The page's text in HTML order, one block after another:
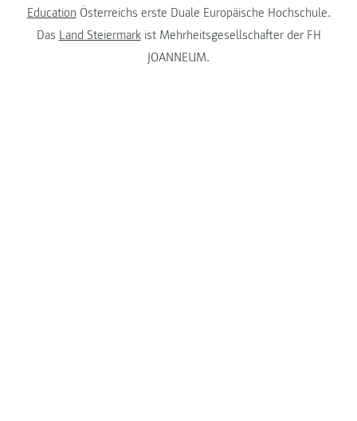
Education Österreichs erste Duale Europäische Hochschule.
Das Land Steiermarkist Mehrheitsgesellschafter der FH
JOANNEUM.